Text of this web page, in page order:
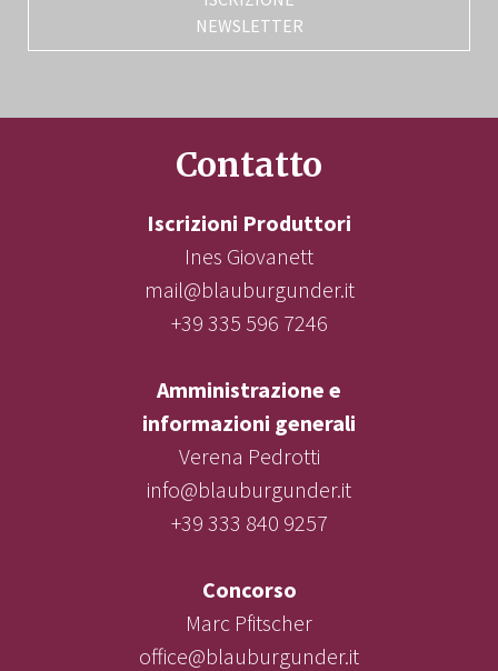
NEWSLETTER
Contatto
Iscrizioni Produttori
Ines Giovanett
mail@blauburgunder.it
+39 335 596 7246
Amministrazione e
informazioni generali
Verena Pedrotti
info@blauburgunder.it
+39 333 840 9257
Concorso
Marc Pfitscher
office@blauburgunder.it